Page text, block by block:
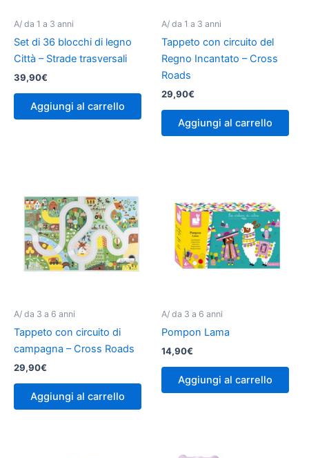
A/ da 1 a 3 anni
Set di 36 blocchi di legno
Città – Strade trasversali
39,90€
Aggiungi al carrello
A/ da 1 a 3 anni
Tappeto con circuito del
Regno Incantato – Cross
Roads
29,90€
Aggiungi al carrello
A/ da 3 a 6 anni
Tappeto con circuito di
campagna – Cross Roads
29,90€
Aggiungi al carrello
A/ da 3 a 6 anni
Pompon Lama
14,90€
Aggiungi al carrello